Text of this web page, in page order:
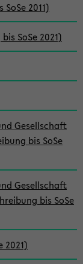
2011)
SoSe 2021)
Gesellschaft
bis SoSe
Gesellschaft
bis SoSe
2021)